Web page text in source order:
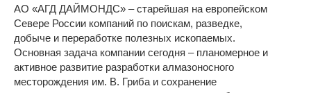
АО «АГД ДАЙМОНДС» – старейшая на европейском
Севере России компаний по поискам, разведке,
добыче и переработке полезных ископаемых.
Основная задача компании сегодня – планомерное и
активное развитие разработки алмазоносного
месторождения им. В. Гриба и сохранение